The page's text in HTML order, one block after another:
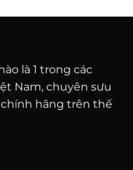
đến
là 1 trong các
Nam, chuyên sưu
hãng trên thế